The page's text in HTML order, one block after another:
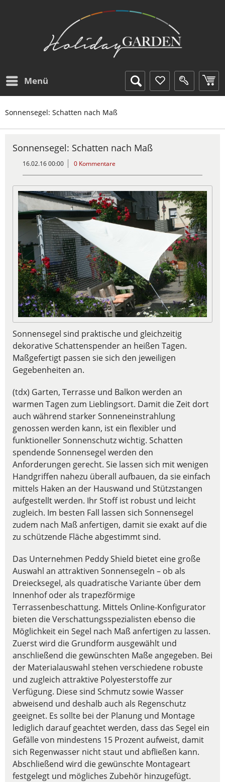
Menü
Sonnensegel: Schatten nach Maß
Sonnensegel: Schatten nach Maß
16.02.16 00:00 0 Kommentare
Sonnensegel sind praktische und gleichzeitig
dekorative Schattenspender an heißen Tagen.
Maßgefertigt passen sie sich den jeweiligen
Gegebenheiten an.
(tdx) Garten, Terrasse und Balkon werden an
warmen Tagen zum Lieblingsort. Damit die Zeit dort
auch während starker Sonneneinstrahlung
genossen werden kann, ist ein flexibler und
funktioneller Sonnenschutz wichtig. Schatten
spendende Sonnensegel werden den
Anforderungen gerecht. Sie lassen sich mit wenigen
Handgriffen nahezu überall aufbauen, da sie einfach
mittels Haken an der Hauswand und Stützstangen
aufgestellt werden. Ihr Stoff ist robust und leicht
zugleich. Im besten Fall lassen sich Sonnensegel
zudem nach Maß anfertigen, damit sie exakt auf die
zu schützende Fläche abgestimmt sind.
Das Unternehmen Peddy Shield bietet eine große
Auswahl an attraktiven Sonnensegeln – ob als
Dreiecksegel, als quadratische Variante über dem
Innenhof oder als trapezförmige
Terrassenbeschattung. Mittels Online-Konfigurator
bieten die Verschattungsspezialisten ebenso die
Möglichkeit ein Segel nach Maß anfertigen zu lassen.
Zuerst wird die Grundform ausgewählt und
anschließend die gewünschten Maße angegeben. Bei
der Materialauswahl stehen verschiedene robuste
und zugleich attraktive Polyesterstoffe zur
Verfügung. Diese sind Schmutz sowie Wasser
abweisend und deshalb auch als Regenschutz
geeignet. Es sollte bei der Planung und Montage
lediglich darauf geachtet werden, dass das Segel ein
Gefälle von mindestens 15 Prozent aufweist, damit
sich Regenwasser nicht staut und abfließen kann.
Abschließend wird die gewünschte Montageart
festgelegt und mögliches Zubehör hinzugefügt.